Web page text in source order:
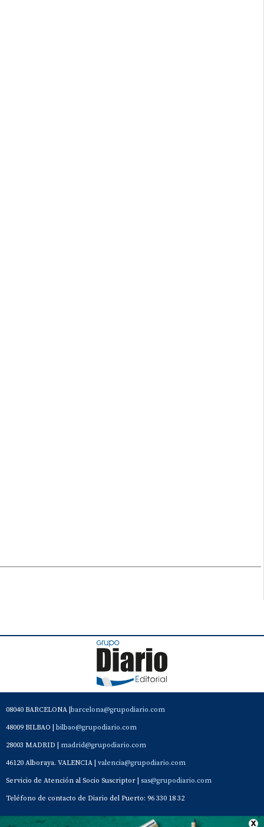
08040 BARCELONA | barcelona@grupodiario.com
48009 BILBAO | bilbao@grupodiario.com
28003 MADRID | madrid@grupodiario.com
46120 Alboraya. VALENCIA | valencia@grupodiario.com
Servicio de Atención al Socio Suscriptor | sas@grupodiario.com
Teléfono de contacto de Diario del Puerto: 96 330 18 32
Contacto Aviso Legal Quiénes somos Política de privacidad